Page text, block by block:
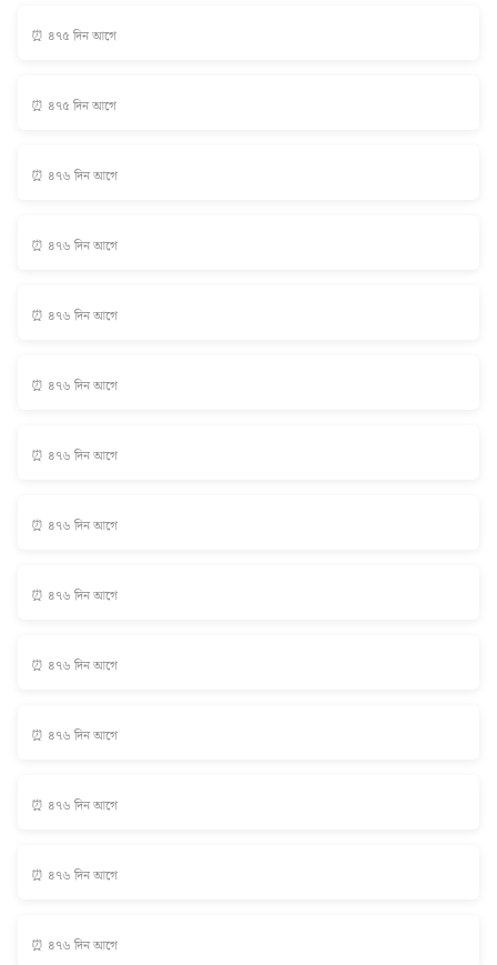
⏰ ৪৭৫ দিন আগে
⏰ ৪৭৫ দিন আগে
⏰ ৪৭৬ দিন আগে
⏰ ৪৭৬ দিন আগে
⏰ ৪৭৬ দিন আগে
⏰ ৪৭৬ দিন আগে
⏰ ৪৭৬ দিন আগে
⏰ ৪৭৬ দিন আগে
⏰ ৪৭৬ দিন আগে
⏰ ৪৭৬ দিন আগে
⏰ ৪৭৬ দিন আগে
⏰ ৪৭৬ দিন আগে
⏰ ৪৭৬ দিন আগে
⏰ ৪৭৬ দিন আগে